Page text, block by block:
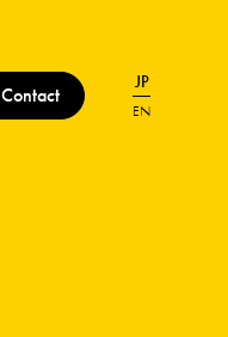
Contact
JP
EN